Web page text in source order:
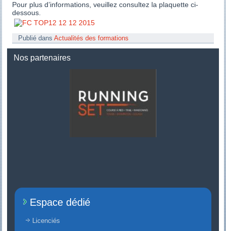
Pour plus d’informations, veuillez consultez la plaquette ci-
dessous.
Publié dans Actualités des formations
Nos partenaires
Espace dédié
Licenciés